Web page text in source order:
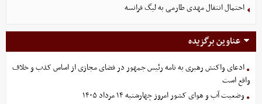
احتمال انتقال مهدی طارمی به لیگ فرانسه
عناوین برگزیده
ادعای واکنش رهبری به نامه رئیس جمهور در فضای مجازی از اساس کذب و خلاف
واقع است
وضعیت آب و هوای کشور امروز چهارشنبه ۱۴ مرداد ۱۴۰۵